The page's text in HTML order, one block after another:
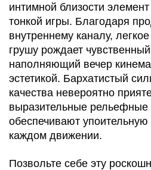
интимной близости
тонкой игры. Благодаря
внутреннему каналу,
грушу рождает
наполняющий вечер
эстетикой. Бархатистый
качества невероятно
выразительные рельефные
обеспечивают
каждом движении.
Позвольте себе эту